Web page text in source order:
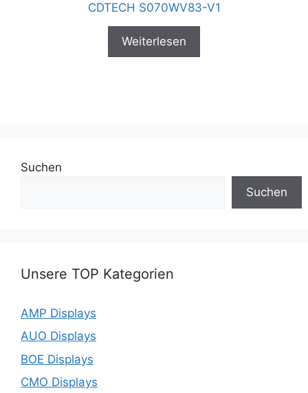
CDTECH S070WV83-V1
Weiterlesen
Suchen
Suchen
Unsere TOP Kategorien
AMP Displays
AUO Displays
BOE Displays
CMO Displays